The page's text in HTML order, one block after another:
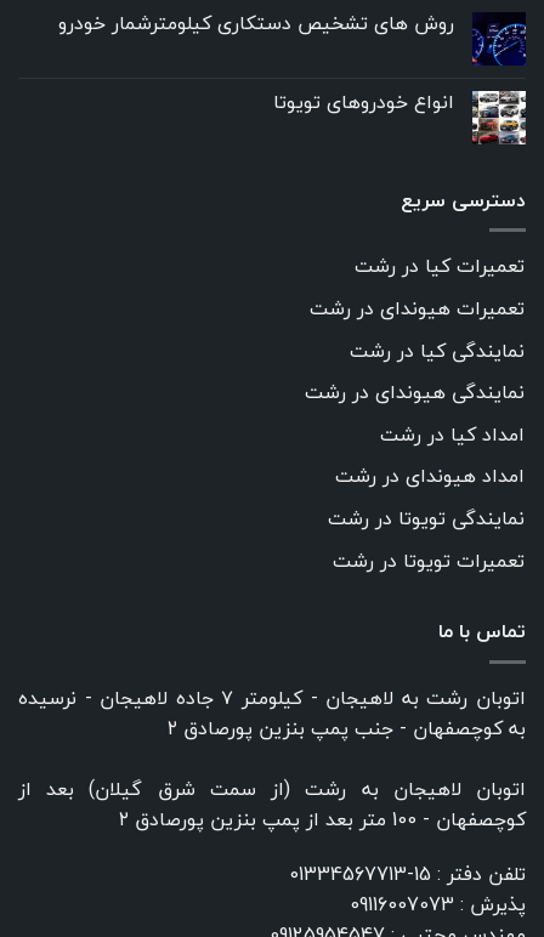
روش های تشخیص دستکاری کیلومترشمار خودرو
انواع خودروهای تویوتا
دسترسی سریع
تعمیرات کیا در رشت
تعمیرات هیوندای در رشت
نمایندگی کیا در رشت
نمایندگی هیوندای در رشت
امداد کیا در رشت
امداد هیوندای در رشت
نمایندگی تویوتا در رشت
تعمیرات تویوتا در رشت
تماس با ما
اتوبان رشت به لاهیجان - کیلومتر ۷ جاده لاهیجان - نرسیده
به کوچصفهان - جنب پمپ بنزین پورصادق ۲
اتوبان لاهیجان به رشت (از سمت شرق گیلان) بعد از
کوچصفهان - 100 متر بعد از پمپ بنزین پورصادق ۲
تلفن دفتر : 15-01334567713
پذیرش : 09116007073